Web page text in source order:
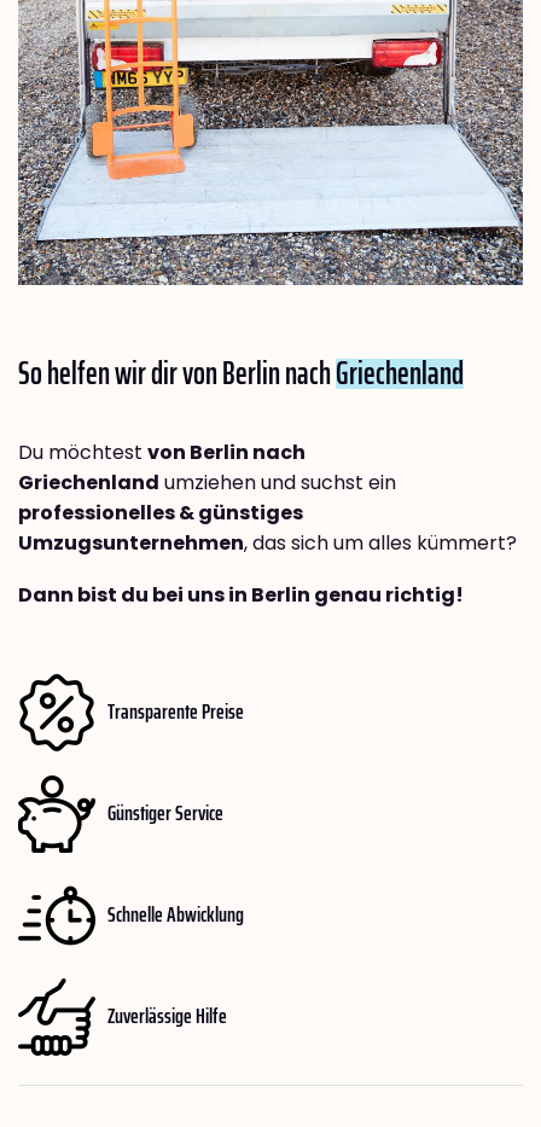
So helfen wir dir von Berlin nachGriechenland
Du möchtest von Berlin nach
Griechenland umziehen und suchst ein
professionelles & günstiges
Umzugsunternehmen, das sich um alles kümmert?
Dann bist du bei uns in Berlin genau richtig!
Transparente Preise
Günstiger Service
Schnelle Abwicklung
Zuverlässige Hilfe